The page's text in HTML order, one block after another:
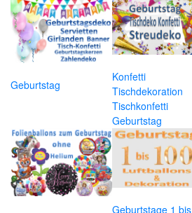
Geburtstag
Konfetti
Tischdekoration
Tischkonfetti
Geburtstag
Geburtstage 1 bis